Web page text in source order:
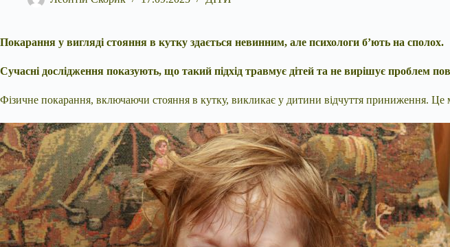
Покарання у вигляді стояння в кутку здається невинним, але психологи б’ють на сполох.
Сучасні дослідження показують, що такий підхід травмує дітей та не вирішує проблем
Фізичне покарання, включаючи стояння в кутку, викликає у дитини відчуття приниження.